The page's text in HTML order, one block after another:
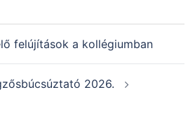
felújítások a kollégiumban
2026.